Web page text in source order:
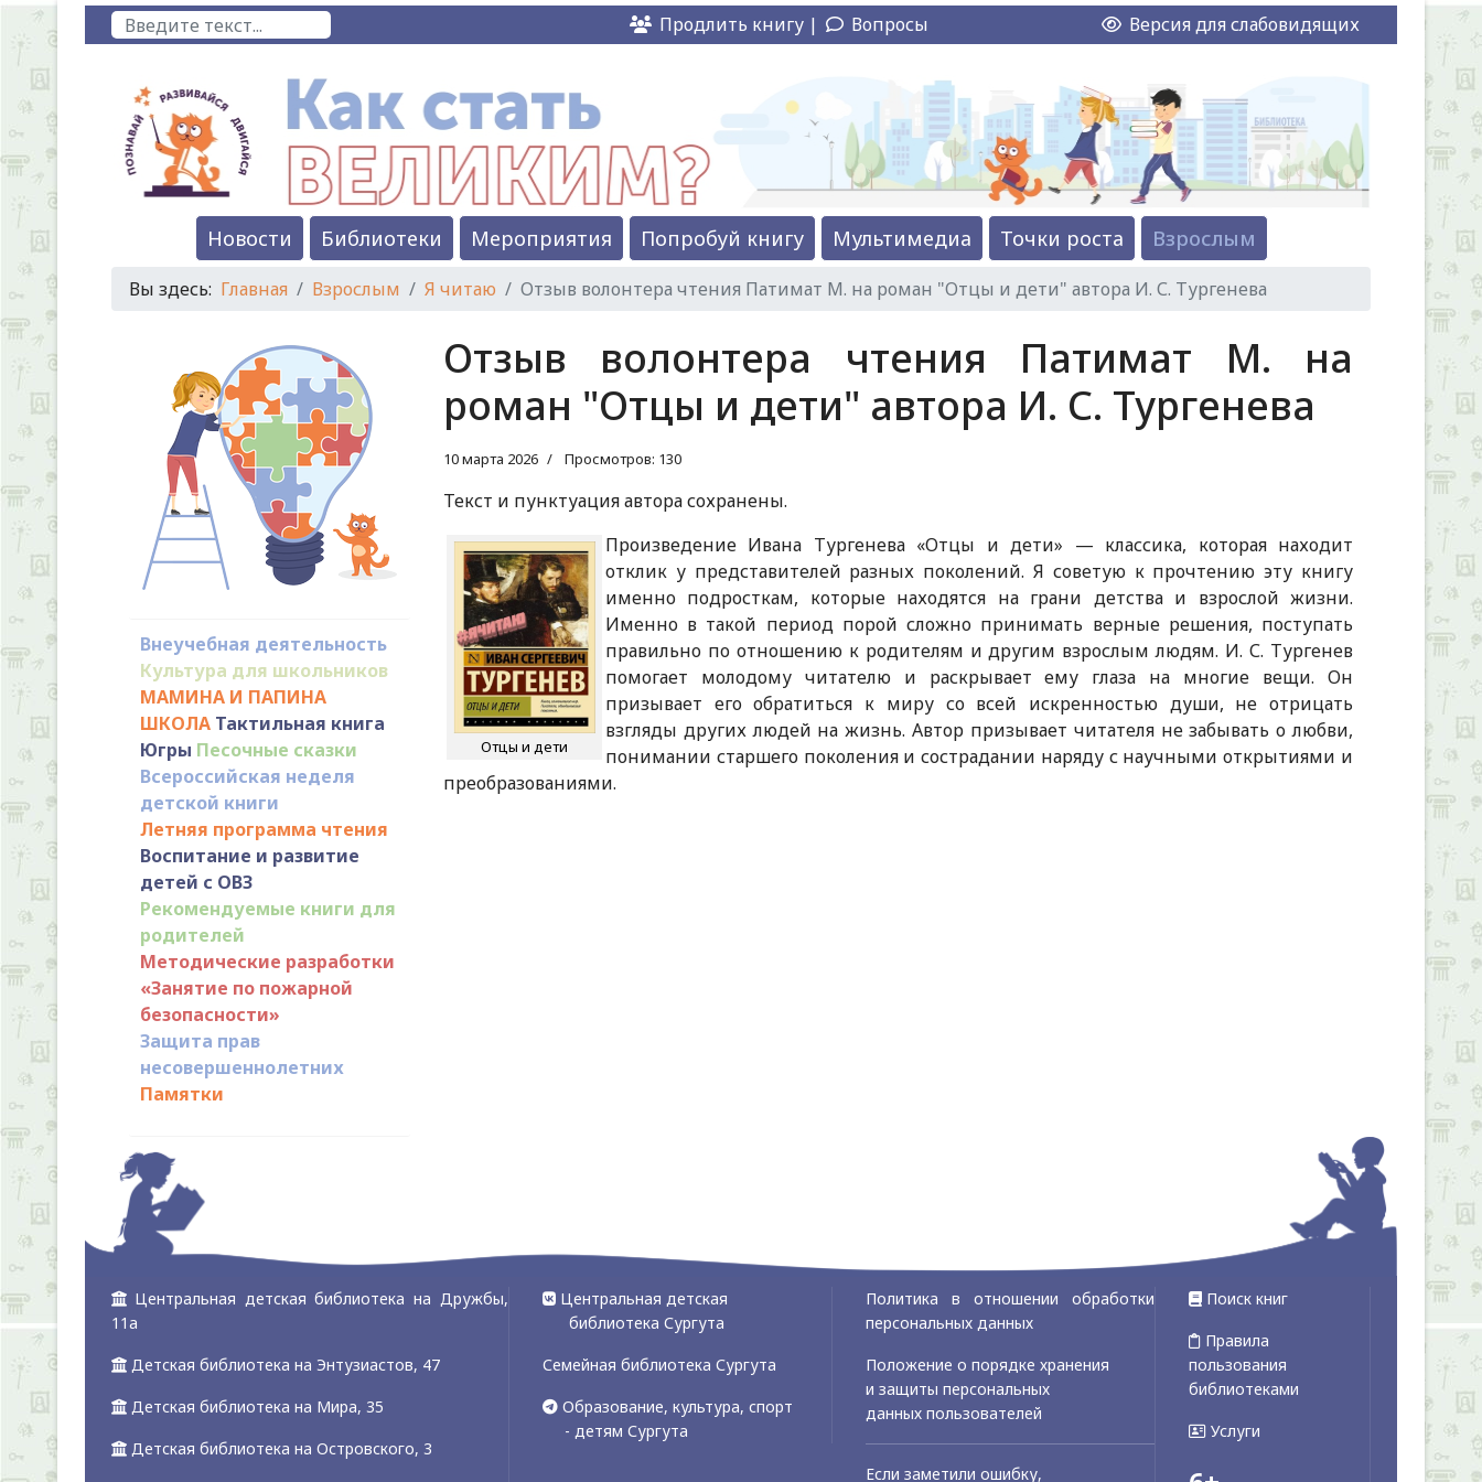
Поиск Продлить книгу | Вопросы Версия для слабовидящих
Новости Библиотеки Мероприятия Попробуй книгу Мультимедиа Точки роста Взрослым
Вы здесь: Главная Взрослым Я читаю Отзыв волонтера чтения Патимат М. на роман "Отцы и дети" автора И. С. Тургенева
Внеучебная деятельность
Культура для школьников
МАМИНА И ПАПИНА
ШКОЛА Тактильная книга
Югры Песочные сказки
Всероссийская неделя
детской книги
Летняя программа чтения
Воспитание и развитие
детей с ОВЗ
Рекомендуемые книги для
родителей
Методические разработки
«Занятие по пожарной
безопасности»
Защита прав
несовершеннолетних
Памятки
Отзыв волонтера чтения Патимат М. на
роман "Отцы и дети" автора И. С. Тургенева
10 марта 2026 Просмотров: 130
Текст и пунктуация автора сохранены.
Отцы и дети
Произведение Ивана Тургенева «Отцы и дети» — классика, которая находит
отклик у представителей разных поколений. Я советую к прочтению эту книгу
именно подросткам, которые находятся на грани детства и взрослой жизни.
Именно в такой период порой сложно принимать верные решения, поступать
правильно по отношению к родителям и другим взрослым людям. И. С. Тургенев
помогает молодому читателю и раскрывает ему глаза на многие вещи. Он
призывает его обратиться к миру со всей искренностью души, не отрицать
взгляды других людей на жизнь. Автор призывает читателя не забывать о любви,
понимании старшего поколения и сострадании наряду с научными открытиями и
преобразованиями.
Центральная детская библиотека на Дружбы,
11а
Детская библиотека на Энтузиастов, 47
Детская библиотека на Мира, 35
Детская библиотека на Островского, 3
Центральная детская
библиотека Сургута
Семейная библиотека Сургута
Образование, культура, спорт
- детям Сургута
Политика в отношении обработки
персональных данных
Положение о порядке хранения
и защиты персональных
данных пользователей
Если заметили ошибку,
Поиск книг
Правила
пользования
библиотеками
Услуги